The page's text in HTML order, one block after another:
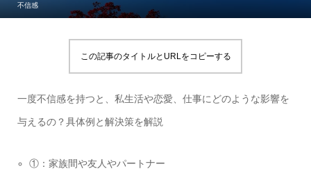
不信感
この記事のタイトルとURLをコピーする
一度不信感を持つと、私生活や恋愛、仕事にどのような影響を
与えるの？具体例と解決策を解説
①：家族間や友人やパートナー